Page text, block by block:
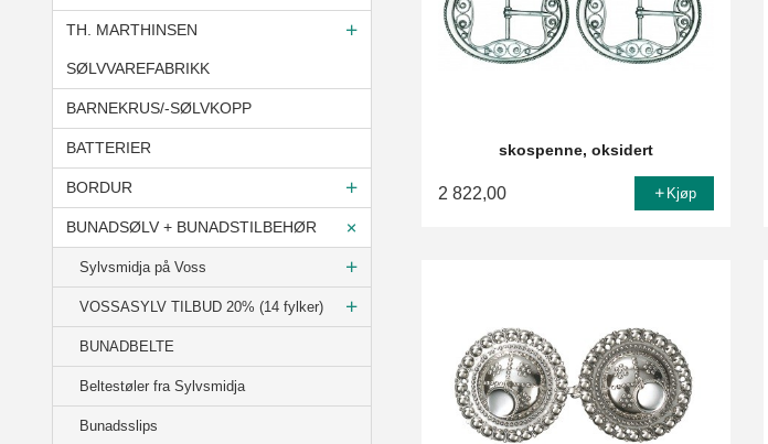
TH. MARTHINSEN
SØLVVAREFABRIKK
BARNEKRUS/-SØLVKOPP
BATTERIER
BORDUR
BUNADSØLV + BUNADSTILBEHØR
Sylvsmidja på Voss
VOSSASYLV TILBUD 20% (14 fylker)
BUNADBELTE
Beltestøler fra Sylvsmidja
Bunadsslips
skospenne, oksidert
2 822,00 Kjøp